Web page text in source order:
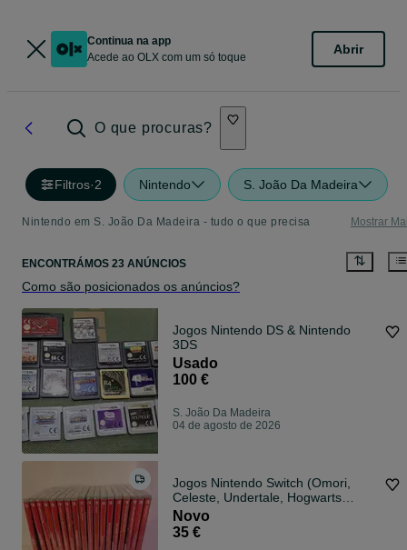
Continua na app
Acede ao OLX com um só toque
Abrir
O que procuras?
Filtros·2 Nintendo S. João Da Madeira
Nintendo em S. João Da Madeira - tudo o que precisa Mostrar
ENCONTRÁMOS 23 ANÚNCIOS
Como são posicionados os anúncios?
Jogos Nintendo DS & Nintendo
3DS
Usado
100 €
S. João Da Madeira
04 de agosto de 2026
Jogos Nintendo Switch (Omori,
Celeste, Undertale, Hogwarts
Legacy, LRG, entre outros) preços
individuais na descrição
Novo
35 €